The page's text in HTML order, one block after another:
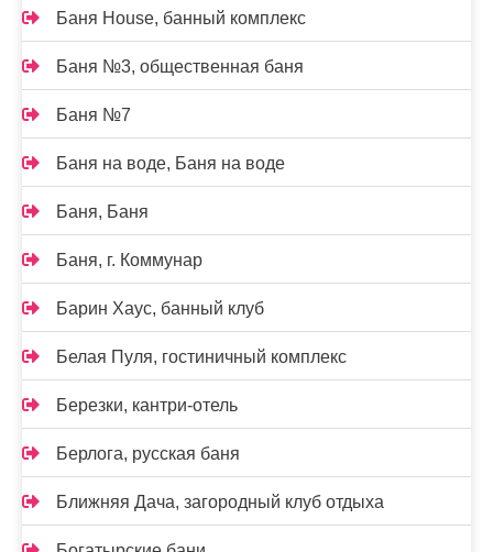
Баня House, банный комплекс
Баня №3, общественная баня
Баня №7
Баня на воде, Баня на воде
Баня, Баня
Баня, г. Коммунар
Барин Хаус, банный клуб
Белая Пуля, гостиничный комплекс
Березки, кантри-отель
Берлога, русская баня
Ближняя Дача, загородный клуб отдыха